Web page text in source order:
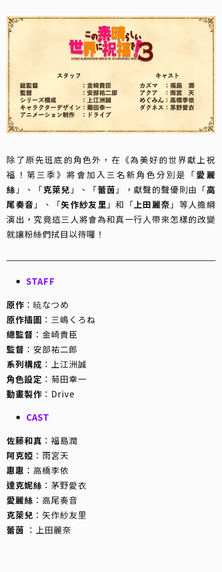
除了原先班底的角色外，在《為美好的世界獻上祝
福！第三季》將會加入三名新角色分別是「愛麗
絲 」、「克萊兒 」、「蕾茵 」，獻聲的聲優則由「高
尾奏音 」、「矢作紗友里 」和「上田麗奈 」等人擔綱
演出，究竟這三人將會為和真一行人帶來怎樣的改變
就讓粉絲們拭目以待囉！
STAFF
原作 ：暁なつめ
原作插圖 ：三嶋くろね
總監督 ：金崎貴臣
監督 ：安部祐二郎
系列構成 ：上江洲誠
角色設定 ：菊田幸一
動畫製作 ：Drive
CAST
佐藤和真 ：福島潤
阿克婭 ：雨宮天
惠惠 ：高橋李依
達克妮絲 ：茅野愛衣
愛麗絲 ：高尾奏音
克萊兒 ：矢作紗友里
蕾茵 ：上田麗奈